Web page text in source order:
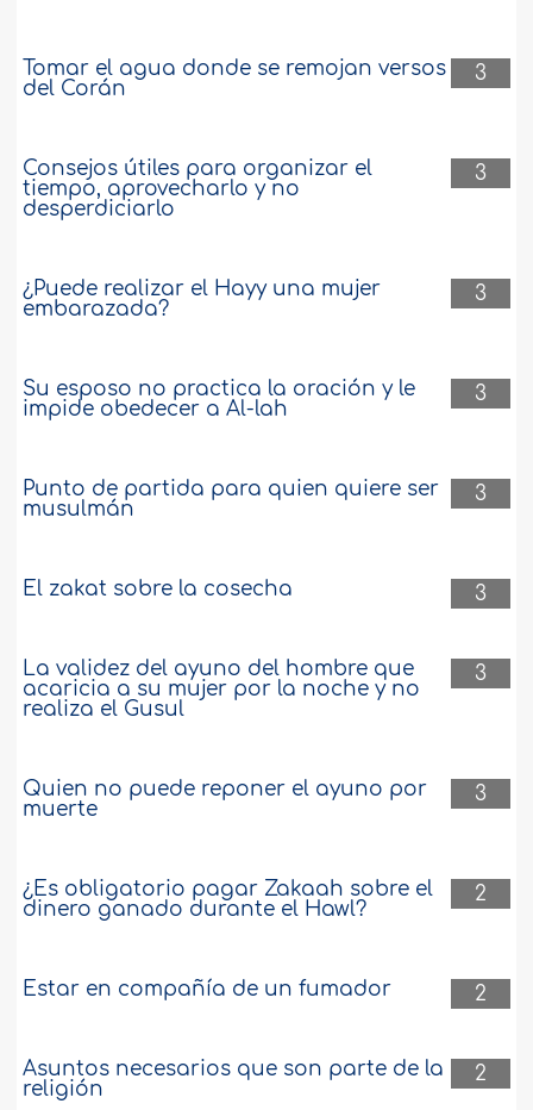
3
Tomar el agua donde se remojan versos
del Corán
3
Consejos útiles para organizar el
tiempo, aprovecharlo y no
desperdiciarlo
3
¿Puede realizar el Hayy una mujer
embarazada?
3
Su esposo no practica la oración y le
impide obedecer a Al-lah
3
Punto de partida para quien quiere ser
musulmán
3
El zakat sobre la cosecha
3
La validez del ayuno del hombre que
acaricia a su mujer por la noche y no
realiza el Gusul
3
Quien no puede reponer el ayuno por
muerte
2
¿Es obligatorio pagar Zakaah sobre el
dinero ganado durante el Hawl?
2
Estar en compañía de un fumador
2
Asuntos necesarios que son parte de la
religión